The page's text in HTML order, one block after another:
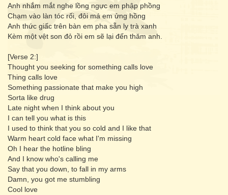
Anh nhắm mắt nghe lồng ngực em phập phồng
Chạm vào làn tóc rối, đôi má em ửng hồng
Anh thức giấc trên bàn em pha sẵn ly trà xanh
Kèm một vệt son đỏ rồi em sẽ lại đến thăm anh.
[Verse 2:]
Thought you seeking for something calls love
Thing calls love
Something passionate that make you high
Sorta like drug
Late night when I think about you
I can tell you what is this
I used to think that you so cold and I like that
Warm heart cold face what I'm missing
Oh I hear the hotline bling
And I know who's calling me
Say that you down, to fall in my arms
Damn, you got me stumbling
Cool love